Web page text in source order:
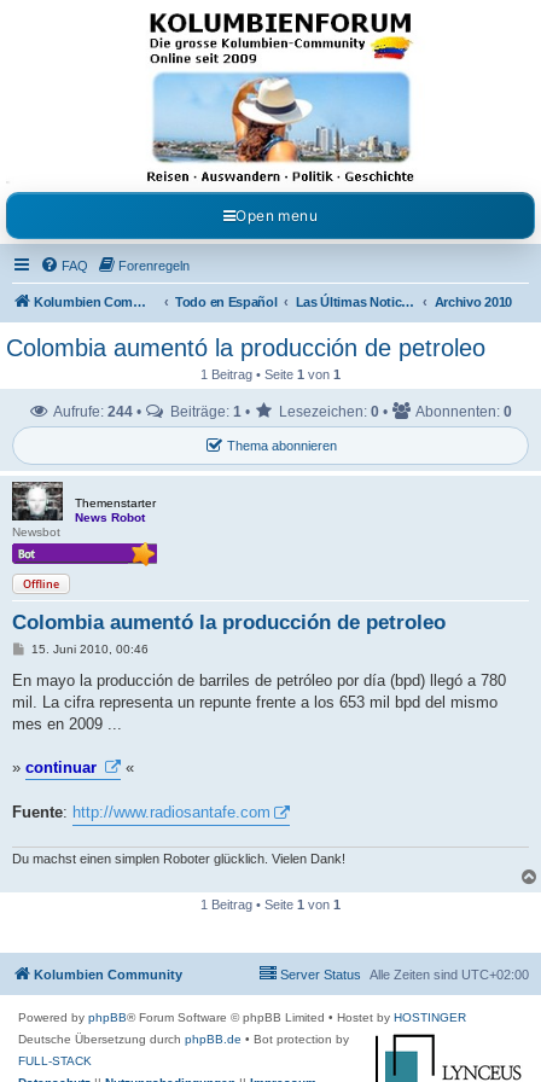
Kolumbienforum - Das
grosse Forum der
Freunde Kolumbiens
Reisen, Auswandern, Kultur, Politik, Geschichte und Visum in Kolumbien und Venezuela.
Austausch, Erfahrungen und Gemeinschaft im Kolumbienforum
Open menu
FAQ Forenregeln
Kolumbien Community Todo en Español Las Últimas Noticias en Español Archivo 2010
Colombia aumentó la producción de petroleo
1 Beitrag • Seite 1 von 1
Thema abonnieren
Aufrufe: 244 • Beiträge: 1 • Lesezeichen: 0 • Abonnenten: 0
Themenstarter
News Robot
Newsbot
Offline
Colombia aumentó la producción de petroleo
B
i
r
a
15. Juni 2010, 00:46
En mayo la producción de barriles de petróleo por día (bpd) llegó a 780
mil. La cifra representa un repunte frente a los 653 mil bpd del mismo
mes en 2009 ...
» continuar «
Fuente: http://www.radiosantafe.com
Du machst einen simplen Roboter glücklich. Vielen Dank!
1 Beitrag • Seite 1 von 1
Kolumbien Community Alle Zeiten sind UTC+02:00
Server Status
Powered by phpBB® Forum Software © phpBB Limited • Hostet by HOSTINGER
Deutsche Übersetzung durch phpBB.de • Bot protection by
FULL-STACK